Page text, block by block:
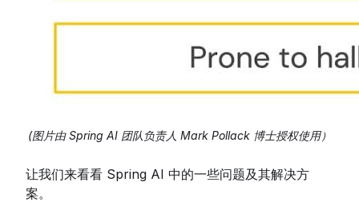
(图片由 Spring AI 团队负责人 Mark Pollack 博士授权使用）
让我们来看看 Spring AI 中的一些问题及其解决方
案。